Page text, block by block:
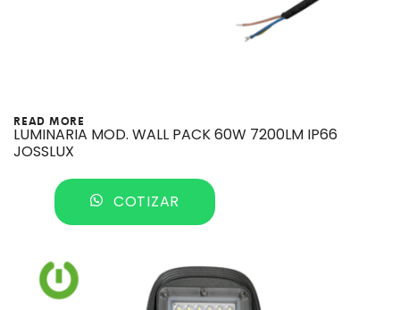
READ MORE
LUMINARIA MOD. WALL PACK 60W 7200LM IP66
JOSSLUX
COTIZAR